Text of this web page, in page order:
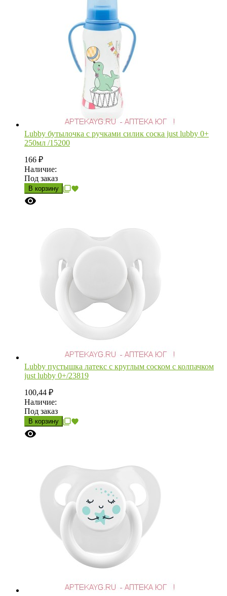
Lubby бутылочка с ручками силик соска just lubby 0+
250мл /15200
166 ₽
Наличие:
Под заказ
В корзину
Lubby пустышка латекс с круглым соском с колпачком
just lubby 0+/23819
100,44 ₽
Наличие:
Под заказ
В корзину